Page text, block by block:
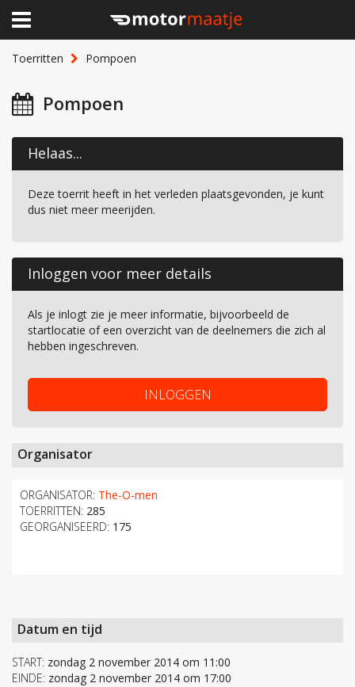
Toerritten Pompoen
Pompoen
Helaas...
Deze toerrit heeft in het verleden plaatsgevonden, je kunt
dus niet meer meerijden.
Inloggen voor meer details
Als je inlogt zie je meer informatie, bijvoorbeeld de
startlocatie of een overzicht van de deelnemers die zich al
hebben ingeschreven.
INLOGGEN
Organisator
ORGANISATOR: The-O-men
TOERRITTEN: 285
GEORGANISEERD: 175
Datum en tijd
START: zondag 2 november 2014 om 11:00
EINDE: zondag 2 november 2014 om 17:00
×
Home
Clubhuis
Lid worden
Over Motormaatje